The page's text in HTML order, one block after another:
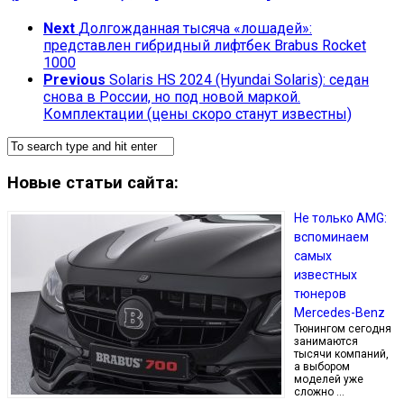
Next Долгожданная тысяча «лошадей»:
представлен гибридный лифтбек Brabus Rocket
1000
Previous Solaris HS 2024 (Hyundai Solaris): седан
снова в России, но под новой маркой.
Комплектации (цены скоро станут известны)
Новые статьи сайта:
Не только AMG:
вспоминаем
самых
известных
тюнеров
Mercedes-Benz
Тюнингом сегодня
занимаются
тысячи компаний,
а выбором
моделей уже
сложно …